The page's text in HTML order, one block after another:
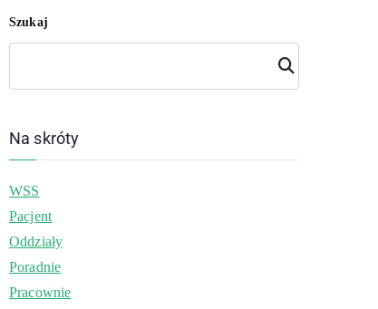
Szukaj
Szuk
aj
Na skróty
WSS
Pacjent
Oddziały
Poradnie
Pracownie